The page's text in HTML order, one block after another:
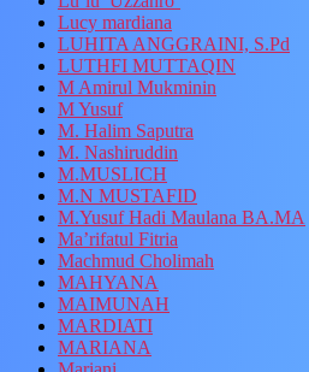
Lucy mardiana
LUHITA ANGGRAINI, S.Pd
LUTHFI MUTTAQIN
M Amirul Mukminin
M Yusuf
M. Halim Saputra
M. Nashiruddin
M.MUSLICH
M.N MUSTAFID
M.Yusuf Hadi Maulana BA.MA
Ma’rifatul Fitria
Machmud Cholimah
MAHYANA
MAIMUNAH
MARDIATI
MARIANA